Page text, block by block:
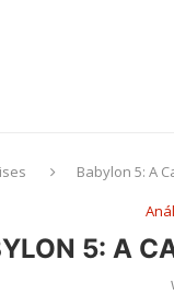
Babylon 5: A
5: A